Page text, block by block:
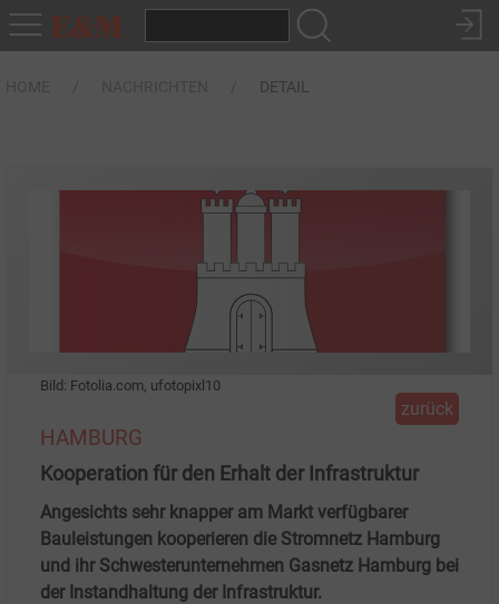
DETAIL
Bild: Fotolia.com, ufotopixl10
zurück
HAMBURG
Kooperation für den Erhalt der Infrastruktur
Angesichts sehr knapper am Markt verfügbarer
Bauleistungen kooperieren die Stromnetz Hamburg
und ihr Schwesterunternehmen Gasnetz Hamburg bei
der Instandhaltung der Infrastruktur.